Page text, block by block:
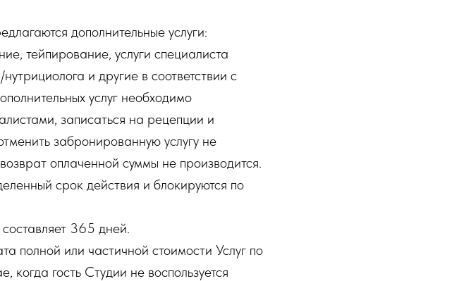
дополнительные услуги:
тейпирование, услуги специалиста
и другие в соответствии с
услуг необходимо
записаться на рецепции и
забронированную услугу не
оплаченной суммы не производится.
срок действия и блокируются по
365 дней.
полной или частичной стоимости Услуг по
когда гость Студии не воспользуется